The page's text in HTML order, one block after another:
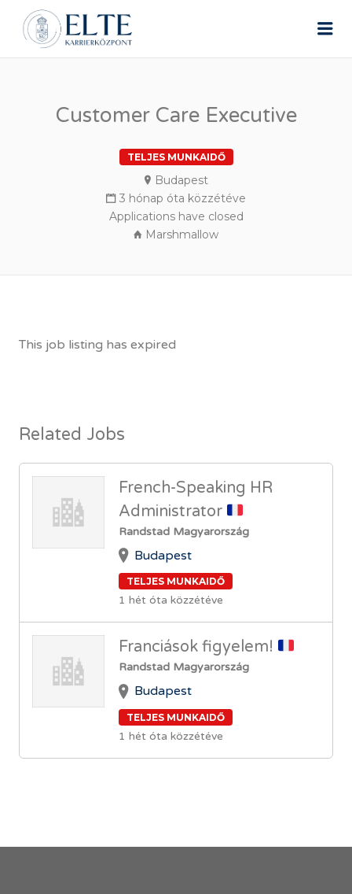
ELTE ÁLLÁSPORTÁL
Customer Care Executive
TELJES MUNKAIDŐ
Budapest
3 hónap óta közzétéve
Applications have closed
Marshmallow
This job listing has expired
Related Jobs
French-Speaking HR
Administrator
Randstad Magyarország
Budapest
TELJES MUNKAIDŐ
1 hét óta közzétéve
Franciások figyelem!
Randstad Magyarország
Budapest
TELJES MUNKAIDŐ
1 hét óta közzétéve